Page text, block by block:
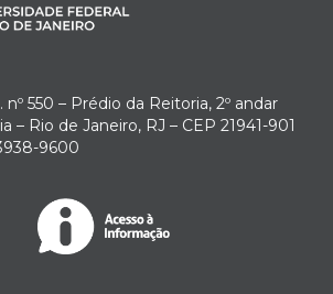
550 – Prédio da Reitoria, 2º andar
– Rio de Janeiro, RJ – CEP 21941-901
9600